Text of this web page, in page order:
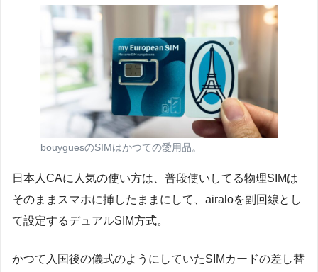
bouyguesのSIMはかつての愛用品。
日本人CAに人気の使い方は、普段使いしてる物理SIMは
そのままスマホに挿したままにして、airaloを副回線とし
て設定するデュアルSIM方式。
かつて入国後の儀式のようにしていたSIMカードの差し替